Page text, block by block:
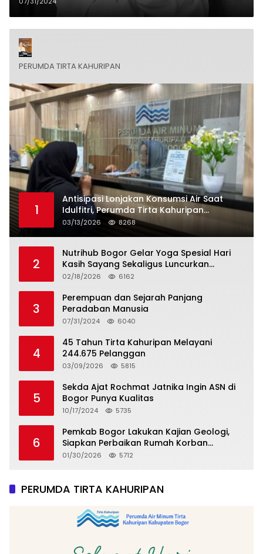
PERUMDA TIRTA KAHURIPAN
1
Antisipasi Lonjakan Konsumsi Air Saat
Idulfitri, Perumda Tirta Kahuripan
Berlakukan Status Siaga Lebaran
03/13/2026 8268
2
Nutrihub Bogor Gelar Yoga Spesial Hari
Kasih Sayang Sekaligus Luncurkan
Tropicana Slim Beras Porang Golden Ube
02/18/2026 6162
3
Perempuan dan Sejarah Panjang
Peradaban Manusia
07/31/2024 6040
4
45 Tahun Tirta Kahuripan Melayani
244.675 Pelanggan
03/09/2026 5815
5
Sekda Ajat Rochmat Jatnika Ingin ASN di
Bogor Punya Kualitas
10/17/2024 5735
6
Pemkab Bogor Lakukan Kajian Geologi,
Siapkan Perbaikan Rumah Korban
Pergeseran Tanah
01/30/2026 5712
PERUMDA TIRTA KAHURIPAN